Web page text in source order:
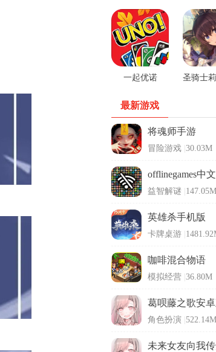
一起优诺 圣骑士
最新游戏
将魂师手游
冒险游戏 30.03M
offlinegames中
益智解谜 147.05M
英雄杀手机版
卡牌桌游
咖啡混合物语
模拟经营 36.80M
葛呗藤之歌安
角色扮演 522.14M
未来女友向我